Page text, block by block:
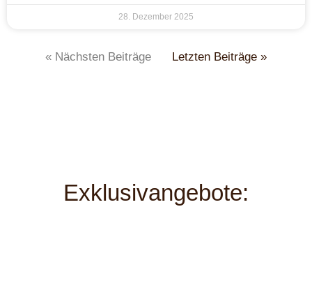
28. Dezember 2025
« Nächsten Beiträge Letzten Beiträge »
Exklusivangebote: